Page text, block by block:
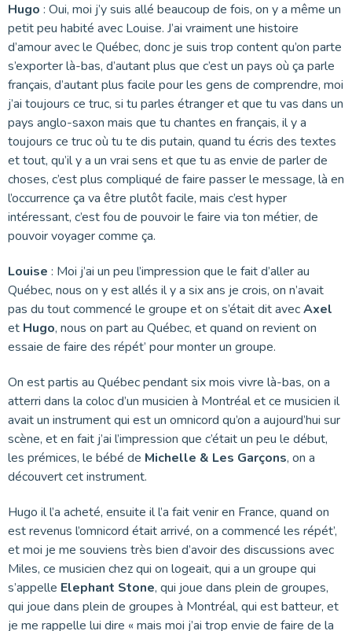
Hugo : Oui, moi j’y suis allé beaucoup de fois, on y a même un
petit peu habité avec Louise. J’ai vraiment une histoire
d’amour avec le Québec, donc je suis trop content qu’on parte
s’exporter là-bas, d’autant plus que c’est un pays où ça parle
français, d’autant plus facile pour les gens de comprendre, moi
j’ai toujours ce truc, si tu parles étranger et que tu vas dans un
pays anglo-saxon mais que tu chantes en français, il y a
toujours ce truc où tu te dis putain, quand tu écris des textes
et tout, qu’il y a un vrai sens et que tu as envie de parler de
choses, c’est plus compliqué de faire passer le message, là en
l’occurrence ça va être plutôt facile, mais c’est hyper
intéressant, c’est fou de pouvoir le faire via ton métier, de
pouvoir voyager comme ça.
Louise : Moi j’ai un peu l’impression que le fait d’aller au
Québec, nous on y est allés il y a six ans je crois, on n’avait
pas du tout commencé le groupe et on s’était dit avecAxel
et Hugo, nous on part au Québec, et quand on revient on
essaie de faire des répét’ pour monter un groupe.
On est partis au Québec pendant six mois vivre là-bas, on a
atterri dans la coloc d’un musicien à Montréal et ce musicien il
avait un instrument qui est un omnicord qu’on a aujourd’hui sur
scène, et en fait j’ai l’impression que c’était un peu le début,
les prémices, le bébé de Michelle & Les Garçons, on a
découvert cet instrument.
Hugo il l’a acheté, ensuite il l’a fait venir en France, quand on
est revenus l’omnicord était arrivé, on a commencé les répét’,
et moi je me souviens très bien d’avoir des discussions avec
Miles, ce musicien chez qui on logeait, qui a un groupe qui
s’appelle Elephant Stone, qui joue dans plein de groupes,
qui joue dans plein de groupes à Montréal, qui est batteur, et
je me rappelle lui dire « mais moi j’ai trop envie de faire de la